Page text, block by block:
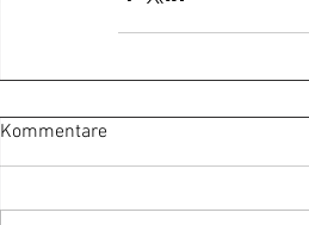
Kommentare